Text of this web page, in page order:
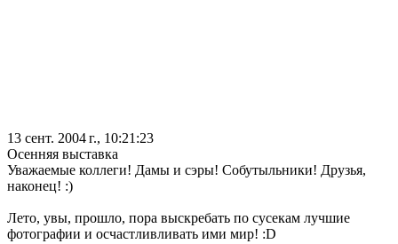
13 сент. 2004 г., 10:21:23
Осенняя выставка
Уважаемые коллеги! Дамы и сэры! Собутыльники! Друзья,
наконец! :)
Лето, увы, прошло, пора выскребать по сусекам лучшие
фотографии и осчастливливать ими мир! :D